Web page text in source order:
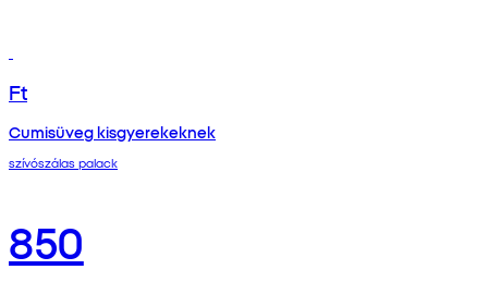
Ft
Cumisüveg kisgyerekeknek
szívószálas palack
850